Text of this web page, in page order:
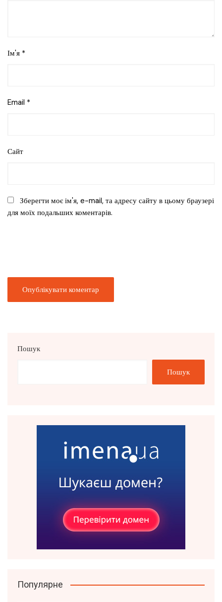
Ім'я *
Email *
Сайт
Зберегти моє ім'я, e-mail, та адресу сайту в цьому браузері
для моїх подальших коментарів.
Пошук
Пошук
Популярне